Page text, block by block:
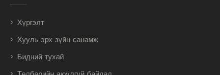
Хүргэлт
Хууль эрх зүйн санамж
Бидний тухай